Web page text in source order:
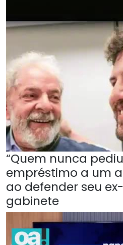
“Quem nunca
empréstimo a um
ao defender seu
gabinete